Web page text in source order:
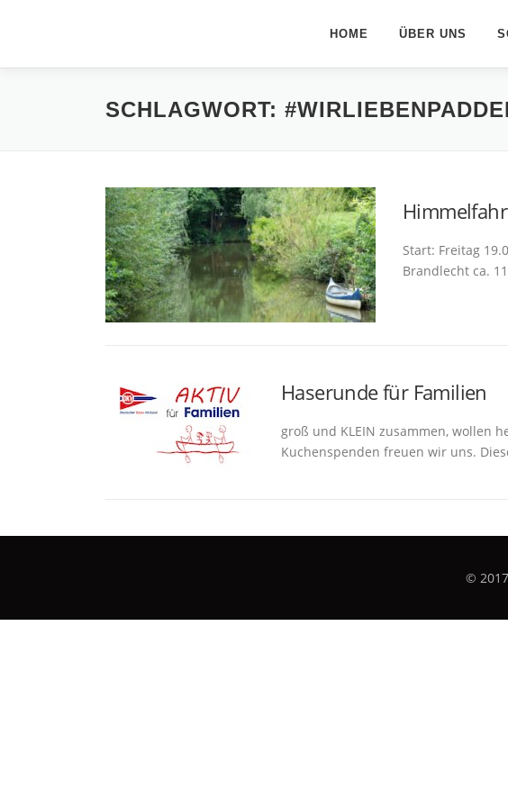
HOME ÜBER UNS
SCHLAGWORT:
Start: Freitag
Brandlecht ca.
Haserunde für Familien
groß und KLEIN zusammen, wollen
Kuchenspenden freuen wir uns.
©